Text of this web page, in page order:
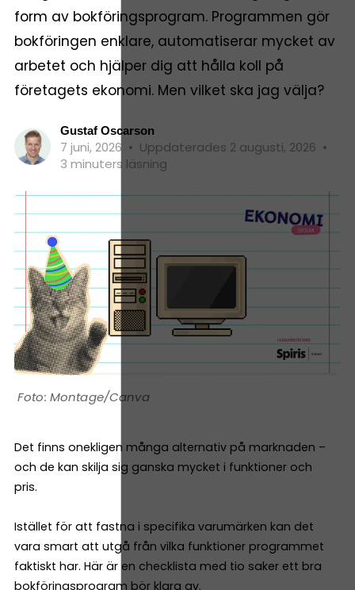
form av bokföringsprogram. Programmen gör
bokföringen enklare, automatiserar mycket av
arbetet och hjälper dig att hålla koll på
företagets ekonomi. Men vilket ska jag välja?
Gustaf Oscarson
7 juni, 2026 • Uppdaterades 2 augusti, 2026 •
3 minuters läsning
Montage/Canva
Det finns onekligen många alternativ på marknaden –
och de kan skilja sig ganska mycket i funktioner och
pris.
Istället för att fastna i specifika varumärken kan det
vara smart att utgå från vilka funktioner programmet
faktiskt har. Här är en checklista med tio saker ett bra
bokföringsprogram bör klara av.